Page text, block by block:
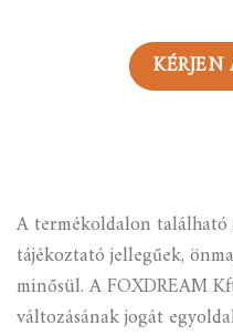
A termékoldalon
tájékoztató jellegűek,
minősül. A FOXDREAM
változásának jogát